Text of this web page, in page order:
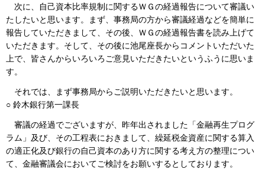
次に、自己資本比率規制に関するＷＧの経過報告について審議い
たしたいと思います。まず、事務局の方から審議経過などを簡単に
報告していただきまして、その後、ＷＧの経過報告書を読み上げて
いただきます。そして、その後に池尾座長からコメントいただいた
上で、皆さんからいろいろご意見いただきたいというふうに思いま
す。
それでは、まず事務局からご説明いただきたいと思います。
○ 鈴木銀行第一課長
審議の経過でございますが、昨年出されました「金融再生プログ
ラム」及び、その工程表におきまして、繰延税金資産に関する算入
の適正化及び銀行の自己資本のあり方に関する考え方の整理につい
て、金融審議会においてご検討をお願いするとしております。